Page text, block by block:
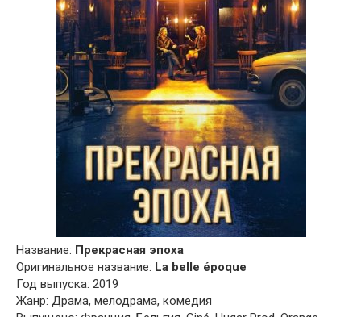
Название: Прекрасная эпоха
Оригинальное название: La belle époque
Год выпуска: 2019
Жанр: Драма, мелодрама, комедия